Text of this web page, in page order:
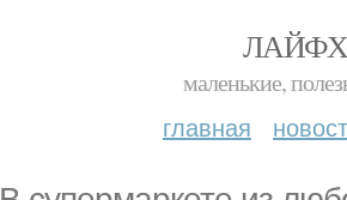
маленькие,
главная